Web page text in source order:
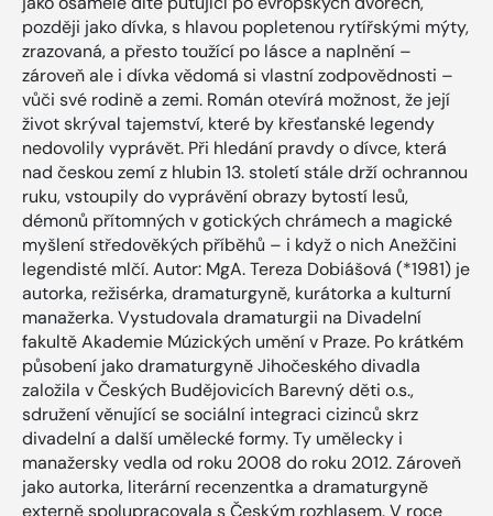
později jako dívka, s hlavou popletenou rytířskými mýty,
zrazovaná, a přesto toužící po lásce a naplnění –
zároveň ale i dívka vědomá si vlastní zodpovědnosti –
vůči své rodině a zemi. Román otevírá možnost, že její
život skrýval tajemství, které by křesťanské legendy
nedovolily vyprávět. Při hledání pravdy o dívce, která
nad českou zemí z hlubin 13. století stále drží ochrannou
ruku, vstoupily do vyprávění obrazy bytostí lesů,
démonů přítomných v gotických chrámech a magické
myšlení středověkých příběhů – i když o nich Anežčini
legendisté mlčí. Autor: MgA. Tereza Dobiášová (*1981) je
autorka, režisérka, dramaturgyně, kurátorka a kulturní
manažerka. Vystudovala dramaturgii na Divadelní
fakultě Akademie Múzických umění v Praze. Po krátkém
působení jako dramaturgyně Jihočeského divadla
založila v Českých Budějovicích Barevný děti o.s.,
sdružení věnující se sociální integraci cizinců skrz
divadelní a další umělecké formy. Ty umělecky i
manažersky vedla od roku 2008 do roku 2012. Zároveň
jako autorka, literární recenzentka a dramaturgyně
externě spolupracovala s Českým rozhlasem. V roce